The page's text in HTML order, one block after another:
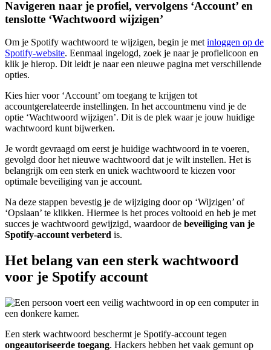
Navigeren naar je profiel, vervolgens ‘Account’ en
tenslotte ‘Wachtwoord wijzigen’
Om je Spotify wachtwoord te wijzigen, begin je met inloggen op de
Spotify-website. Eenmaal ingelogd, zoek je naar je profielicoon en
klik je hierop. Dit leidt je naar een nieuwe pagina met verschillende
opties.
Kies hier voor ‘Account’ om toegang te krijgen tot
accountgerelateerde instellingen. In het accountmenu vind je de
optie ‘Wachtwoord wijzigen’. Dit is de plek waar je jouw huidige
wachtwoord kunt bijwerken.
Je wordt gevraagd om eerst je huidige wachtwoord in te voeren,
gevolgd door het nieuwe wachtwoord dat je wilt instellen. Het is
belangrijk om een sterk en uniek wachtwoord te kiezen voor
optimale beveiliging van je account.
Na deze stappen bevestig je de wijziging door op ‘Wijzigen’ of
‘Opslaan’ te klikken. Hiermee is het proces voltooid en heb je met
succes je wachtwoord gewijzigd, waardoor de beveiliging van je
Spotify-account verbeterd is.
Het belang van een sterk wachtwoord
voor je Spotify account
Een sterk wachtwoord beschermt je Spotify-account tegen
ongeautoriseerde toegang. Hackers hebben het vaak gemunt op